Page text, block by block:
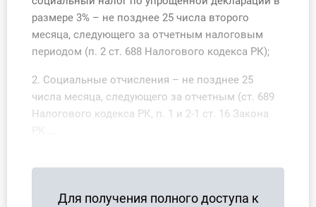
О Системе
Тарифы
размере 3% – не позднее 25 числа второго
месяца, следующего за отчетным налоговым
периодом (п. 2 ст. 688 Налогового кодекса РК);
2. Социальные отчисления – не позднее 25
числа месяца, следующего за отчетным (ст. 689
Налогового кодекса РК, п. 1 и 2-1 ст. 16 Закона
Для получения полного доступа к